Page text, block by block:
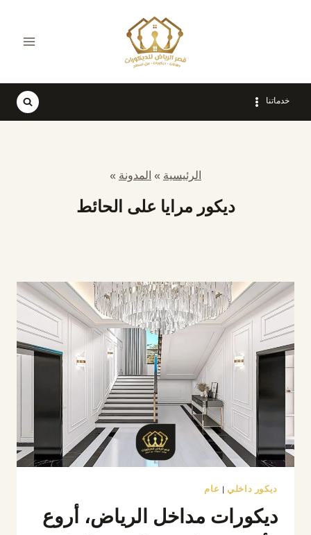
خدماتنا
الرئيسية » المدونة »
ديكور مرايا على الحائط
ديكور داخلي عام
ديكورات مداخل الرياض، أروع